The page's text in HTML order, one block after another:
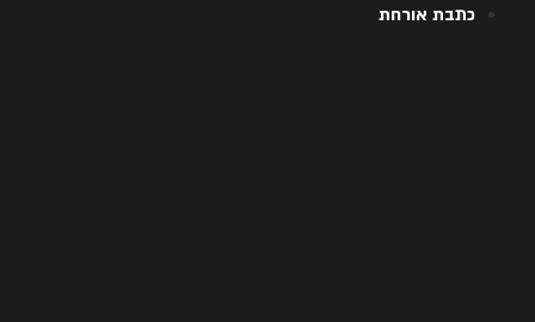
כתבת אורחת